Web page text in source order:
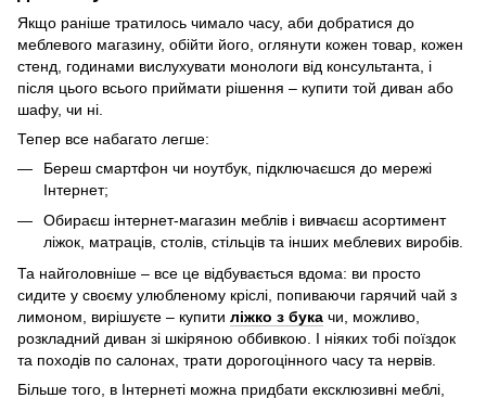
Якщо раніше тратилось чимало часу, аби добратися до
меблевого магазину, обійти його, оглянути кожен товар, кожен
стенд, годинами вислухувати монологи від консультанта, і
після цього всього приймати рішення – купити той диван або
шафу, чи ні.
Тепер все набагато легше:
Береш смартфон чи ноутбук, підключаєшся до мережі
Інтернет;
Обираєш інтернет-магазин меблів і вивчаєш асортимент
ліжок, матраців, столів, стільців та інших меблевих виробів.
Та найголовніше – все це відбувається вдома: ви просто
сидите у своєму улюбленому кріслі, попиваючи гарячий чай з
лимоном, вирішуєте – купити ліжко з бука чи, можливо,
розкладний диван зі шкіряною оббивкою. І ніяких тобі поїздок
та походів по салонах, трати дорогоцінного часу та нервів.
Більше того, в Інтернеті можна придбати ексклюзивні меблі,